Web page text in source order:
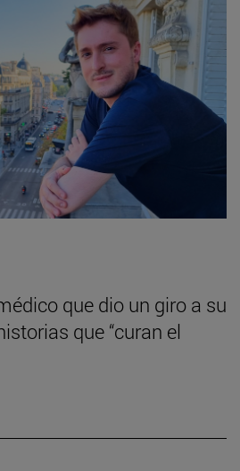
que dio un giro a su
que “curan el